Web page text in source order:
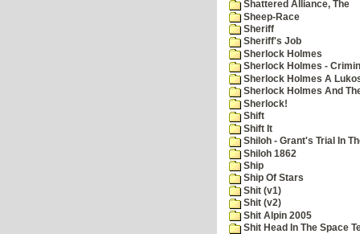
Shattered Alliance, The
Sheep-Race
Sheriff
Sheriff's Job
Sherlock Holmes
Sherlock Holmes -
Sherlock Holmes A
Sherlock Holmes And
Sherlock!
Shift
Shift It
Shiloh - Grant's Trial In
Shiloh 1862
Ship
Ship Of Stars
Shit (v1)
Shit (v2)
Shit Alpin 2005
Shit Head In The Space